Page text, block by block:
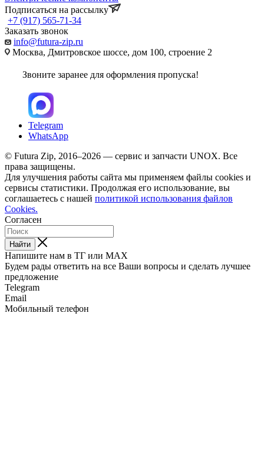
Подписаться на рассылку
+7 (917) 565-71-34
Заказать звонок
info@futura-zip.ru
Москва, Дмитровское шоссе, дом 100, строение 2
Звоните заранее для оформления пропуска!
Telegram
WhatsApp
© Futura Zip, 2016–2026 — сервис и запчасти UNOX. Все
права защищены.
Для улучшения работы сайта мы применяем файлы cookies и
сервисы статистики. Продолжая его использование, вы
соглашаетесь с нашей политикой использования файлов
Cookies.
Согласен
Найти
Напишите нам в ТГ или MAX
Будем рады ответить на все Ваши вопросы и сделать лучшее
предложение
Telegram
Email
Мобильный телефон